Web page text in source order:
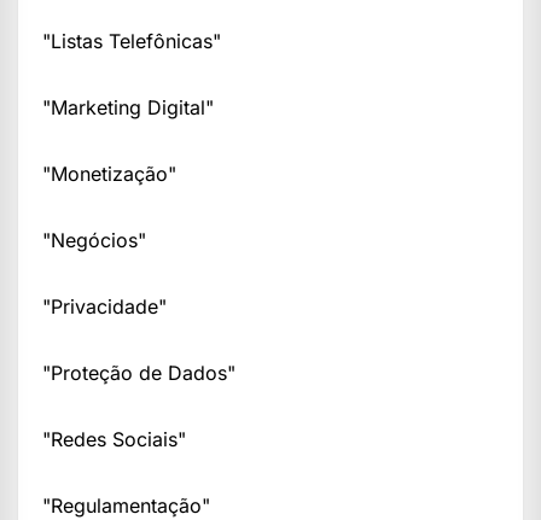
"Listas Telefônicas"
"Marketing Digital"
"Monetização"
"Negócios"
"Privacidade"
"Proteção de Dados"
"Redes Sociais"
"Regulamentação"